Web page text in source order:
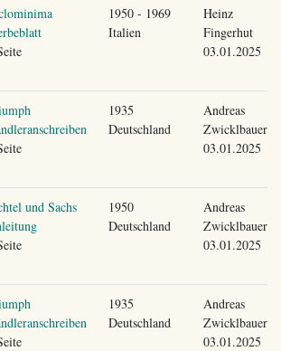
1950 - 1969
Italien
Heinz
Fingerhut
03.01.2025
1935
Deutschland
Andreas
Zwicklbauer
03.01.2025
und Sachs
1950
Deutschland
Andreas
Zwicklbauer
03.01.2025
1935
Deutschland
Andreas
Zwicklbauer
03.01.2025